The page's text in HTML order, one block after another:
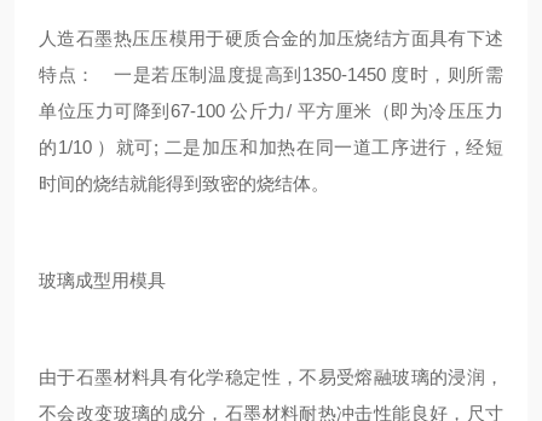
人造石墨热压压模用于硬质合金的加压烧结方面具有下述
特点： 一是若压制温度提高到1350-1450 度时，则所需
单位压力可降到67-100 公斤力/ 平方厘米（即为冷压压力
的1/10 ）就可; 二是加压和加热在同一道工序进行，经短
时间的烧结就能得到致密的烧结体。
玻璃成型用模具
由于石墨材料具有化学稳定性，不易受熔融玻璃的浸润，
不会改变玻璃的成分，石墨材料耐热冲击性能良好，尺寸